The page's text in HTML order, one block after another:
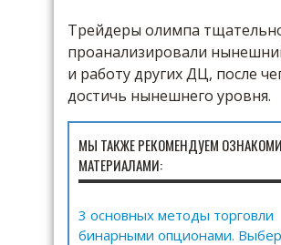
Трейдеры олимпа
проанализировали
и работу других ДЦ, после
достичь нынешнего уровня.
МЫ ТАКЖЕ РЕКОМЕНДУЕМ
МАТЕРИАЛАМИ:
3 основных методы торговли
бинарными опционами.